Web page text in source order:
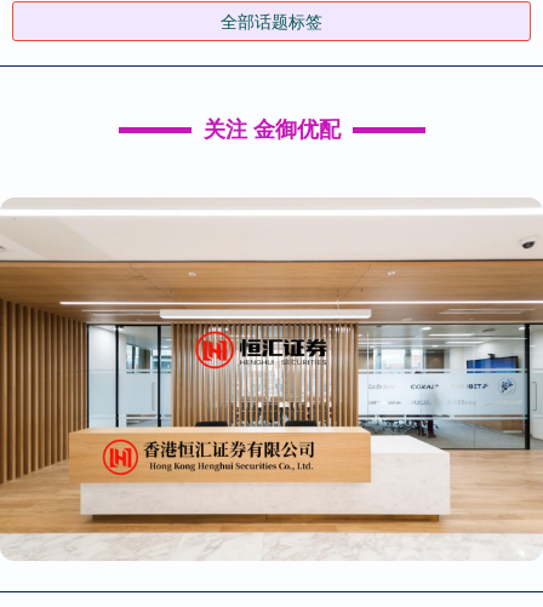
全部话题标签
关注 金御优配